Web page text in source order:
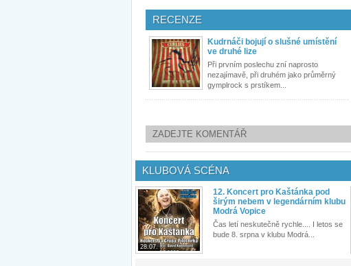
RECENZE
Kudrnáči bojují o slušné umístění
ve druhé lize
Při prvním poslechu zní naprosto
nezajímavě, při druhém jako průměrný
gymplrock s prstíkem...
ZADEJTE KOMENTÁŘ
KLUBOVÁ SCÉNA
28.07.
12. Koncert pro Kaštánka pod
širým nebem v legendárním klubu
Modrá Vopice
Čas letí neskutečně rychle.... I letos se
bude 8. srpna v klubu Modrá...